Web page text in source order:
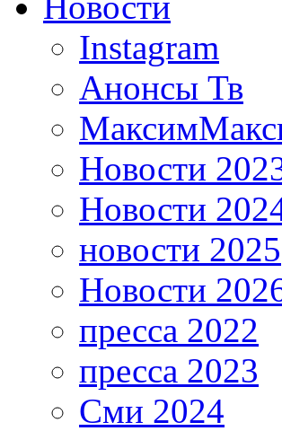
Instagram
Анонсы Тв
Новости
Новости
новости 2025
Новости
пресса 2022
пресса 2023
Сми 2024